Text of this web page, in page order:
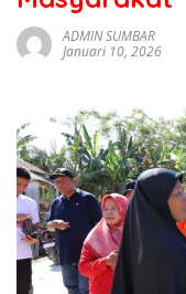
sumbar
tv
live
ADMIN SUMBAR
Januari 10, 2026